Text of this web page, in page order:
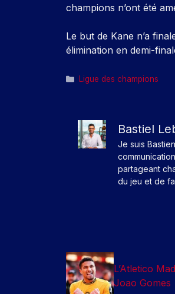
champions n’ont été
Le but de Kane n’a
élimination en demi-
Catégories
Ligue des champions
Bastiel
Je suis
partageant
du jeu et de
L’Atletico
Joao Gomes